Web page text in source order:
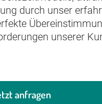
durch unser
unserer
anfragen